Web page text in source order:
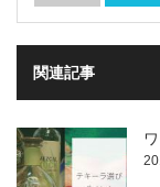
関連記事